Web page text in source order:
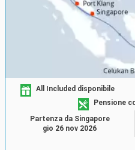
All Included disponibile
Pensione
Partenza da Singapore
gio 26 nov 2026